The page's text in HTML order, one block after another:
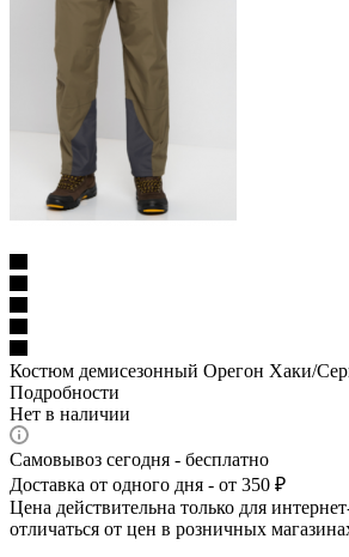
Костюм демисезонный Орегон Хаки/
Подробности
Нет в наличии
Самовывоз сегодня - бесплатно
Доставка от одного дня - от 350 ₽
Цена действительна только для
отличаться от цен в розничных